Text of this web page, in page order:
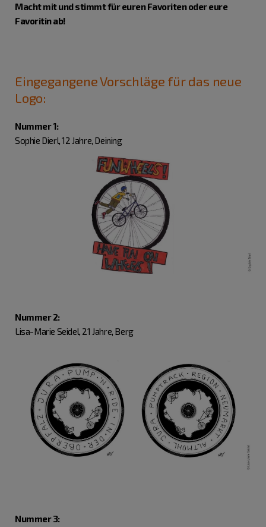
Macht mit und stimmt für euren Favoriten oder eure
Favoritin ab!
Eingegangene Vorschläge für das neue
Logo:
Nummer 1:
Sophie Dierl, 12 Jahre, Deining
Nummer 2:
Lisa-Marie Seidel, 21 Jahre, Berg
Nummer 3: